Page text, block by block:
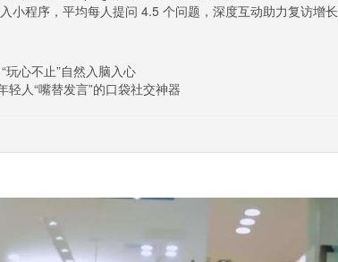
小程序，平均每人提问 4.5 个问题，深度互动助力复访增长
玩心不止”自然入脑入心
轻人“嘴替发言”的口袋社交神器